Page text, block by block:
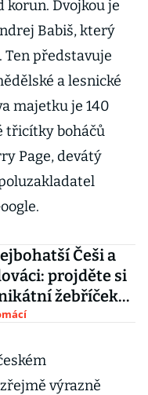
Dvojkou je
Babiš, který
představuje
a lesnické
majetku je 140
třicítky boháčů
Page, devátý
Češi a
projděte si
žebříček
výrazně